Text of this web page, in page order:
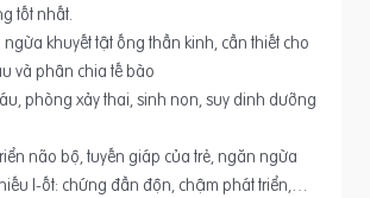
tốt nhất.
khuyết tật ống thần kinh, cần thiết cho
và phân chia tế bào
phòng xảy thai, sinh non, suy dinh dưỡng
não bộ, tuyến giáp của trẻ, ngăn ngừa
I-ốt: chứng đần độn, chậm phát triển,…